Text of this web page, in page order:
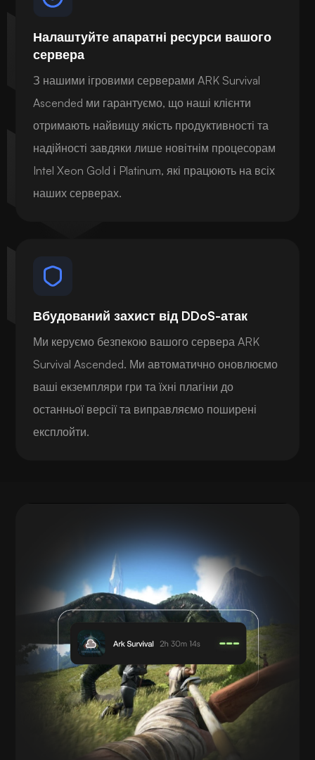
Налаштуйте апаратні ресурси вашого
сервера
З нашими ігровими серверами ARK Survival
Ascended ми гарантуємо, що наші клієнти
отримають найвищу якість продуктивності та
надійності завдяки лише новітнім процесорам
Intel Xeon Gold і Platinum, які працюють на всіх
наших серверах.
Вбудований захист від DDoS-атак
Ми керуємо безпекою вашого сервера ARK
Survival Ascended. Ми автоматично оновлюємо
ваші екземпляри гри та їхні плагіни до
останньої версії та виправляємо поширені
експлойти.